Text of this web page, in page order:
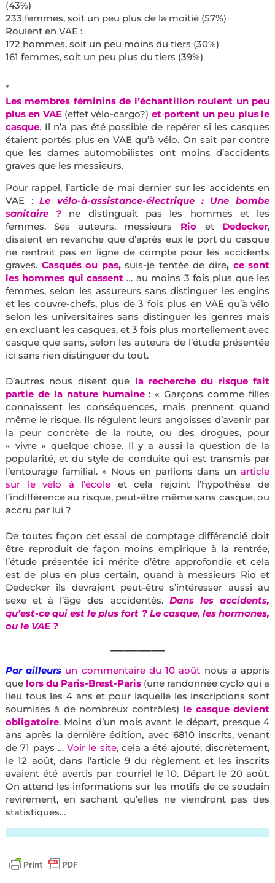
(43%)
233 femmes, soit un peu plus de la moitié (57%)
Roulent en VAE :
172 hommes, soit un peu moins du tiers (30%)
161 femmes, soit un peu plus du tiers (39%)
*
Les membres féminins de l’échantillon roulent un peu
plus en VAE (effet vélo-cargo?) et portent un peu plus le
casque. Il n’a pas été possible de repérer si les casques
étaient portés plus en VAE qu’à vélo. On sait par contre
que les dames automobilistes ont moins d’accidents
graves que les messieurs.
Pour rappel, l’article de mai dernier sur les accidents en
VAE :Le vélo-à-assistance-électrique : Une bombe
sanitaire ? ne distinguait pas les hommes et les
femmes. Ses auteurs, messieurs Rio et Dedecker,
disaient en revanche que d’après eux le port du casque
ne rentrait pas en ligne de compte pour les accidents
graves. Casqués ou pas,suis-je tentée de dire,ce sont
les hommes qui cassent … au moins 3 fois plus que les
femmes, selon les assureurs sans distinguer les engins
et les couvre-chefs, plus de 3 fois plus en VAE qu’à vélo
selon les universitaires sans distinguer les genres mais
en excluant les casques, et 3 fois plus mortellement avec
casque que sans, selon les auteurs de l’étude présentée
ici sans rien distinguer du tout.
D’autres nous disent que la recherche du risque fait
partie de la nature humaine: « Garçons comme filles
connaissent les conséquences, mais prennent quand
même le risque. Ils régulent leurs angoisses d’avenir par
la peur concrète de la route, ou des drogues, pour
« vivre » quelque chose. Il y a aussi la question de la
popularité, et du style de conduite qui est transmis par
l’entourage familial. » Nous en parlions dans unarticle
sur le vélo à l’école et cela rejoint l’hypothèse de
l’indifférence au risque, peut-être même sans casque, ou
accru par lui ?
De toutes façon cet essai de comptage différencié doit
être reproduit de façon moins empirique à la rentrée,
l’étude présentée ici mérite d’être approfondie et cela
est de plus en plus certain, quand à messieurs Rio et
Dedecker ils devraient peut-être s’intéresser aussi au
sexe et à l’âge des accidentés. Dans les accidents,
qu’est-ce qui est le plus fort ? Le casque, les hormones,
ou le VAE ?
————
Par ailleurs un commentaire du 10 août nous a appris
que lors du Paris-Brest-Paris (une randonnée cyclo qui a
lieu tous les 4 ans et pour laquelle les inscriptions sont
soumises à de nombreux contrôles) le casque devient
obligatoire. Moins d’un mois avant le départ, presque 4
ans après la dernière édition, avec 6810 inscrits, venant
de 71 pays …Voir le site, cela a été ajouté, discrètement,
le 12 août, dans l’article 9 du règlement et les inscrits
avaient été avertis par courriel le 10. Départ le 20 août.
On attend les informations sur les motifs de ce soudain
revirement, en sachant qu’elles ne viendront pas des
statistiques…